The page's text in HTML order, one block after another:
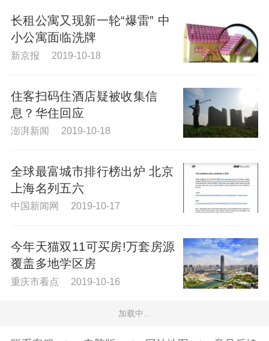
长租公寓又现新一轮“爆雷” 中
小公寓面临洗牌
新京报 2019-10-18
住客扫码住酒店疑被收集信
息？华住回应
澎湃新闻 2019-10-18
全球最富城市排行榜出炉 北京
上海名列五六
中国新闻网 2019-10-17
今年天猫双11可买房!万套房源
覆盖多地学区房
重庆市看点 2019-10-16
加载中...